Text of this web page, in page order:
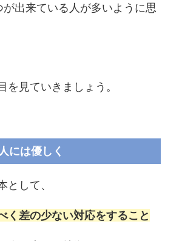
出来ている人が多いように思
を見ていきましょう。
には優しく
として、
く差の少ない対応をすること